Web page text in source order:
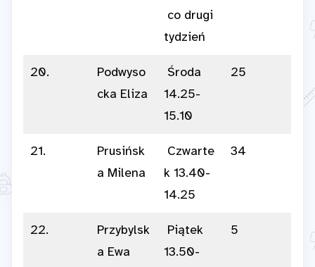
co drugi
tydzień
20.
Podwyso
cka Eliza
Środa
14.25-
15.10
25
21.
Prusińsk
a Milena
Czwarte
k 13.40-
14.25
34
22.
Przybylsk
a Ewa
Piątek
13.50-
5